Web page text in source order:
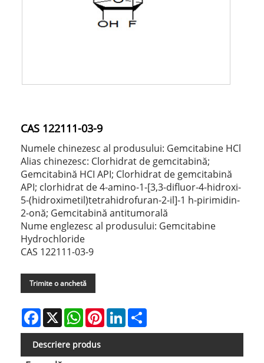
CAS 122111-03-9
Numele chinezesc al produsului: Gemcitabine HCl
Alias ​​chinezesc: Clorhidrat de gemcitabină;
Gemcitabină HCI API; Clorhidrat de gemcitabină
API; clorhidrat de 4-amino-1-[3,3-difluor-4-hidroxi-
5-(hidroximetil)tetrahidrofuran-2-il]-1 h-pirimidin-
2-onă; Gemcitabină antitumorală
Nume englezesc al produsului: Gemcitabine
Hydrochloride
CAS 122111-03-9
Trimite o anchetă
Facebook
X WhatsAppPinterestLinkedIn
Descriere produs